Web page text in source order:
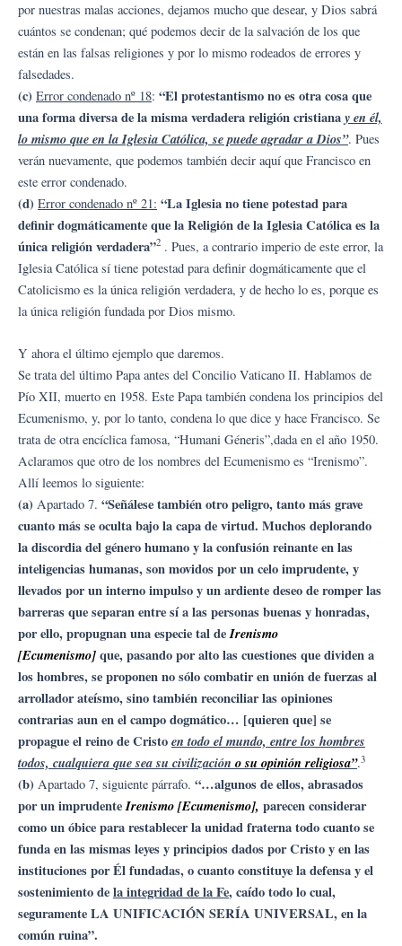
por nuestras malas acciones, dejamos mucho que desear, y Dios sabrá
cuántos se condenan; qué podemos decir de la salvación de los que
están en las falsas religiones y por lo mismo rodeados de errores y
falsedades.
(c) Error condenado nº 18: “El protestantismo no es otra cosa que
una forma diversa de la misma verdadera religión cristianay en él,
lo mismo que en la Iglesia Católica, se puede agradar a Dios”. Pues
verán nuevamente, que podemos también decir aquí que Francisco en
este error condenado.
(d) Error condenado nº 21: “La Iglesia no tiene potestad para
definir dogmáticamente que la Religión de la Iglesia Católica es la
única religión verdadera”2 . Pues, a contrario imperio de este error, la
Iglesia Católica sí tiene potestad para definir dogmáticamente que el
Catolicismo es la única religión verdadera, y de hecho lo es, porque es
la única religión fundada por Dios mismo.
Y ahora el último ejemplo que daremos.
Se trata del último Papa antes del Concilio Vaticano II. Hablamos de
Pío XII, muerto en 1958. Este Papa también condena los principios del
Ecumenismo, y, por lo tanto, condena lo que dice y hace Francisco. Se
trata de otra encíclica famosa, “Humani Géneris”,dada en el año 1950.
Aclaramos que otro de los nombres del Ecumenismo es “Irenismo”.
Allí leemos lo siguiente:
(a) Apartado 7. “Señálese también otro peligro, tanto más grave
cuanto más se oculta bajo la capa de virtud. Muchos deplorando
la discordia del género humano y la confusión reinante en las
inteligencias humanas, son movidos por un celo imprudente, y
llevados por un interno impulso y un ardiente deseo de romper las
barreras que separan entre sí a las personas buenas y honradas,
por ello, propugnan una especie tal deIrenismo
[Ecumenismo]que, pasando por alto las cuestiones que dividen a
los hombres, se proponen no sólo combatir en unión de fuerzas al
arrollador ateísmo, sino también reconciliar las opiniones
contrarias aun en el campo dogmático… [quieren que] se
propague el reino de Cristoen todo el mundo, entre los hombres
todos, cualquiera que sea su civilización o su opinión religiosa”.3
(b) Apartado 7, siguiente párrafo. “…algunos de ellos, abrasados
por un imprudenteIrenismo [Ecumenismo], parecen considerar
como un óbice para restablecer la unidad fraterna todo cuanto se
funda en las mismas leyes y principios dados por Cristo y en las
instituciones por Él fundadas, o cuanto constituye la defensa y el
sostenimiento dela integridad de la Fe, caído todo lo cual,
seguramente LA UNIFICACIÓN SERÍA UNIVERSAL, en la
común ruina”.